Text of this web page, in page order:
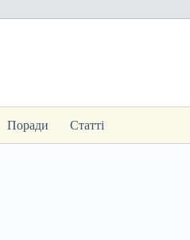
Поради Статті